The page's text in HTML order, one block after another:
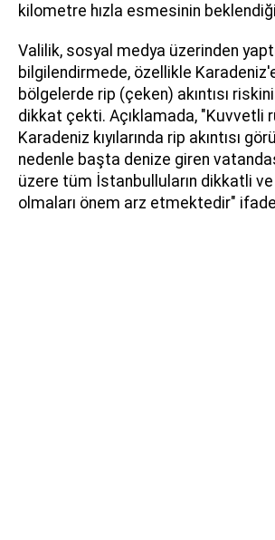
kilometre hızla esmesinin
Valilik, sosyal medya üzerinden
bilgilendirmede, özellikle Karadeniz'e
bölgelerde rip (çeken) akıntısı
dikkat çekti. Açıklamada, "Kuvvetli
Karadeniz kıyılarında rip akıntısı
nedenle başta denize giren
üzere tüm İstanbulluların dikkatli
olmaları önem arz etmektedir"